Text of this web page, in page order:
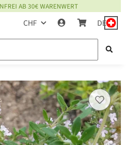
AB 30€ WARENWERT
CHF DE